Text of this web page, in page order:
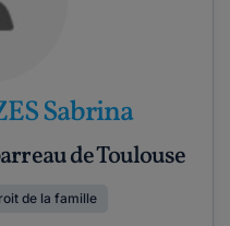
Sabrina
de Toulouse
de la famille